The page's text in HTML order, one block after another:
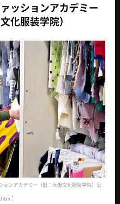
ッションアカデミー
化服装学院）
ンアカデミー（旧：大阪文化服装学院）公
）